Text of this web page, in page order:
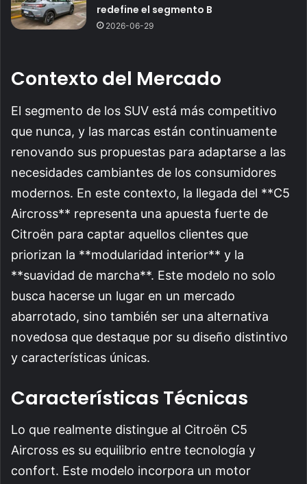
redefine el segmento B
2026-06-29
Contexto del Mercado
El segmento de los SUV está más competitivo
que nunca, y las marcas están continuamente
renovando sus propuestas para adaptarse a las
necesidades cambiantes de los consumidores
modernos. En este contexto, la llegada del **C5
Aircross** representa una apuesta fuerte de
Citroën para captar aquellos clientes que
priorizan la **modularidad interior** y la
**suavidad de marcha**. Este modelo no solo
busca hacerse un lugar en un mercado
abarrotado, sino también ser una alternativa
novedosa que destaque por su diseño distintivo
y características únicas.
Características Técnicas
Lo que realmente distingue al Citroën C5
Aircross es su equilibrio entre tecnología y
confort. Este modelo incorpora un motor